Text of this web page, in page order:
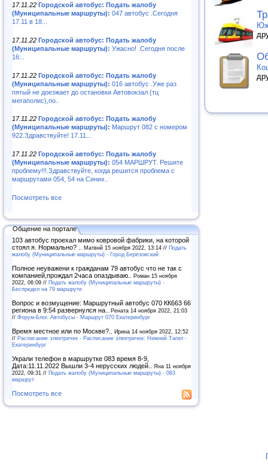
17.11.22 Городской автобус: Подать жалобу
(Муниципальные маршруты): 047 автобус .Сегодня
17.11 в 18...
17.11.22 Городской автобус: Подать жалобу
(Муниципальные маршруты): Ужасно! .Сегодня после
16:..
17.11.22 Городской автобус: Подать жалобу
(Муниципальные маршруты): 016 автобус .Уже раз
пятый не доезжает до остановки Автовокзал (тц
мегаполис),по..
17.11.22 Городской автобус: Подать жалобу
(Муниципальные маршруты): Маршрут 082 с номером
922.Здравствуйте! 17.11...
17.11.22 Городской автобус: Подать жалобу
(Муниципальные маршруты): 054 МАРШРУТ. Решите
проблему!!!.Здравствуйте, когда решится проблема с
маршрутами 054, 54 на Синих..
Посмотреть все
Общение на портале
103 автобус проехал мимо ковровой фабрики, на которой
стоял я. Нормально? .. Матвнй 15 ноября 2022, 13:14 // Подать
жалобу (Муниципальные маршруты) - Город Березовский
Полное неуважени к гражданам 79 автобус что не так с
компанией,прождал 2часа опаздываю.. Роман 15 ноября
2022, 06:09 // Подать жалобу (Муниципальные маршруты) -
Беспредел на 79 маршруте
Вопрос и возмущение: Маршрутный автобус 070 КК663 66
региона в 9:54 развернулся на.. Рената 14 ноября 2022, 21:03
// Форум-Блог. Автобусы - Маршрут 070 Екатеринбург
Время местное или по Москве?.. Ирина 14 ноября 2022, 12:52
// Расписание электричек - Расписание электричек: Нижний Тагил -
Екатеринбург
Украли телефон в маршрутке 083 время 8-9,
Дата:11.11.2022 Вышли 3-4 нерусских людей.. Яна 11 ноября
2022, 09:31 // Подать жалобу (Муниципальные маршруты) - 083
маршрут
Посмотреть все